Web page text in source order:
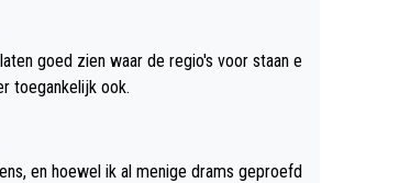
goed zien waar de regio's voor staan e
toegankelijk ook.
en hoewel ik al menige drams geproefd